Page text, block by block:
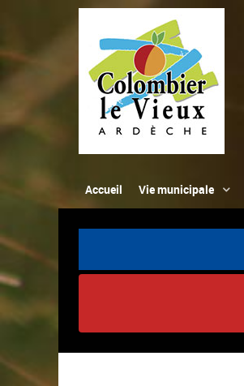
Accueil Vie municipale